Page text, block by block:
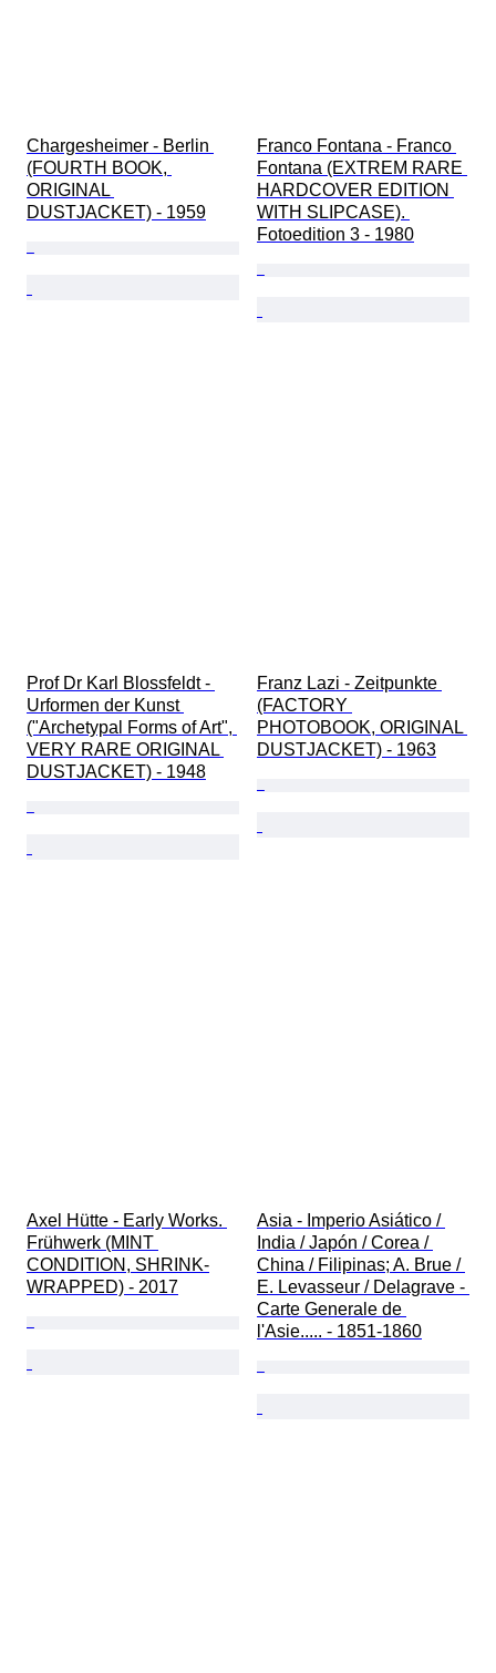
Chargesheimer - Berlin
(FOURTH BOOK,
ORIGINAL
DUSTJACKET) - 1959
Franco Fontana - Franco
Fontana (EXTREM RARE
HARDCOVER EDITION
WITH SLIPCASE).
Fotoedition 3 - 1980
Prof Dr Karl Blossfeldt -
Urformen der Kunst
("Archetypal Forms of Art",
VERY RARE ORIGINAL
DUSTJACKET) - 1948
Franz Lazi - Zeitpunkte
(FACTORY
PHOTOBOOK, ORIGINAL
DUSTJACKET) - 1963
Axel Hütte - Early Works.
Frühwerk (MINT
CONDITION, SHRINK-
WRAPPED) - 2017
Asia - Imperio Asiático /
India / Japón / Corea /
China / Filipinas; A. Brue /
E. Levasseur / Delagrave -
Carte Generale de
l'Asie..... - 1851-1860